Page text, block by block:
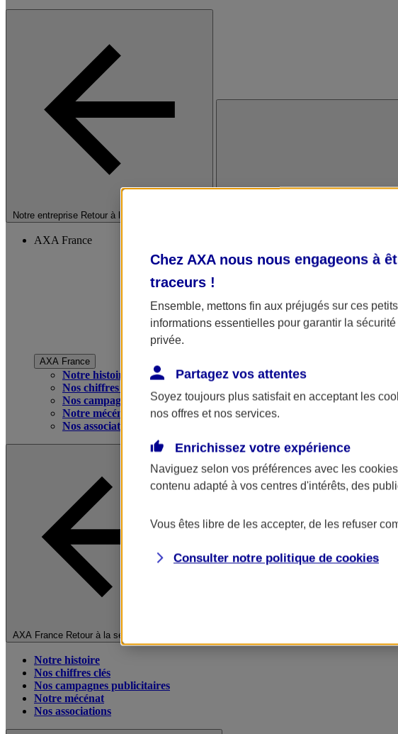
Notre entreprise Retour à la section précédente
AXA France
AXA France
Notre histoire
Nos chiffres clés
Nos campagnes publicitaires
Notre mécénat
Nos associations
AXA France Retour à la section précédente
Notre histoire
Nos chiffres clés
Nos campagnes publicitaires
Notre mécénat
Nos associations
Chez AXA nous nous engageons à
traceurs !
Ensemble, mettons fin aux préjugés sur ces
informations essentielles pour garantir la
privée.
Partagez vos attentes
Soyez toujours plus satisfait en acceptant les
nos offres et nos services.
Enrichissez votre expérience
Naviguez selon vos préférences avec les
contenu adapté à vos centres d'intérêts, des
Vous êtes libre de les accepter, de les refuser
Consulter notre politique de cookies